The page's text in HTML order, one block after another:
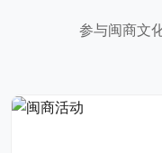
参与闽商文